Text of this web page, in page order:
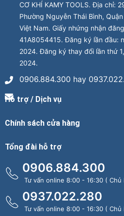
CƠ KHÍ KAMY TOOLS. Địa chỉ:
Phường Nguyễn Thái Bình,
Việt Nam. Giấy nhứng nhận
41A8054415. Đăng ký lần đầu:
2024. Đăng ký thay đổi lần thứ
2024.
0906.884.300 hay
Hỗ trợ / Dịch vụ
Chính sách cửa hàng
Tổng đài hỗ trợ
0906.884.300
Tư vấn online 8:00 - 16:30 ( Chủ
0937.022.280
Tư vấn online 8:00 - 16:30 ( Chủ